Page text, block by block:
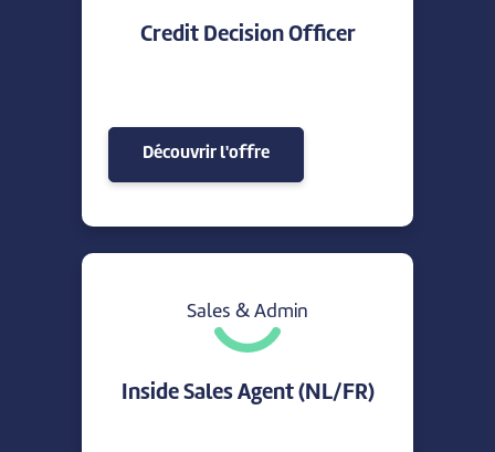
Credit Decision Officer
Découvrir l'offre
Sales & Admin
Inside Sales Agent (NL/FR)